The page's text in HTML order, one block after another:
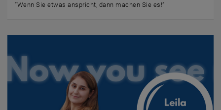
“Wenn Sie etwas anspricht, dann machen Sie es!”